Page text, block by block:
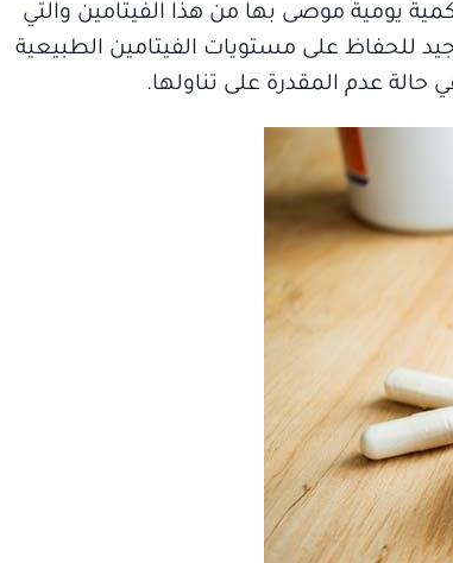
يومية موصى بها من هذا الفيتامين والتي
للحفاظ على مستويات الفيتامين الطبيعية
عدم المقدرة على تناولها.